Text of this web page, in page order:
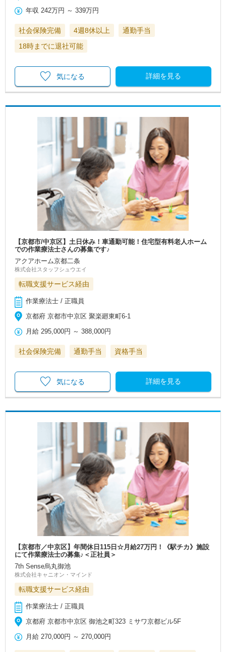
年収 242万円 ～339万円
社会保険完備 4週8休以上
通勤手当
18時までに退社可能
詳細を見る
気になる
【京都市/中京区】土日休み！車通勤可能！住宅型有料老人ホーム
での作業療法士さんの募集です♪
アクアホーム京都二条
株式会社スタッフシュウエイ
転職支援サービス経由
作業療法士 / 正職員
京都府 京都市中京区 聚楽廻東町6-1
月給 295,000円 ～388,000円
社会保険完備 通勤手当 資格手当
詳細を見る
気になる
【京都市／中京区】年間休日115日☆月給27万円！《駅チカ》施設
にて作業療法士の募集♪＜正社員＞
7th Sense烏丸御池
株式会社キャニオン・マインド
転職支援サービス経由
作業療法士 / 正職員
京都府 京都市中京区 御池之町323 ミサワ京都ビル5F
月給 270,000円 ～270,000円